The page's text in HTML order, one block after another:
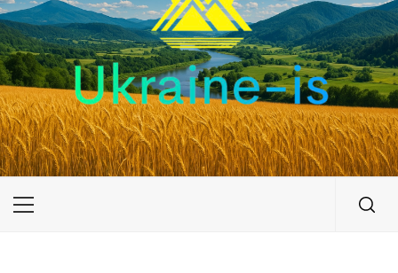
UKRAINE-IS
ПУТЕШЕСТВИЕ ПО УКРАИНЕ
Primary